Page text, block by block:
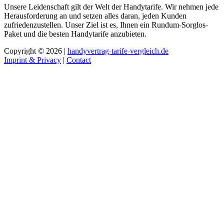
Unsere Leidenschaft gilt der Welt der Handytarife. Wir nehmen jede
Herausforderung an und setzen alles daran, jeden Kunden
zufriedenzustellen. Unser Ziel ist es, Ihnen ein Rundum-Sorglos-
Paket und die besten Handytarife anzubieten.
Copyright © 2026 | handyvertrag-tarife-vergleich.de
Imprint & Privacy | Contact